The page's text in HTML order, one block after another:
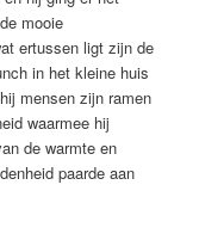
mooie
ertussen ligt zijn de
in het kleine huis
mensen zijn ramen
waarmee hij
de warmte en
paarde aan